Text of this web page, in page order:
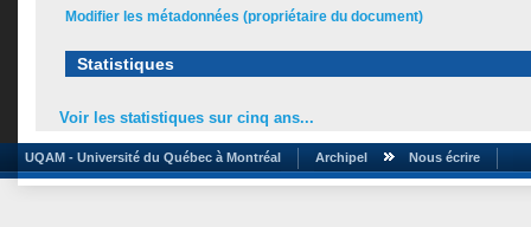
Modifier les métadonnées (propriétaire du document)
Statistiques
Voir les statistiques sur cinq ans...
UQAM - Université du Québec à Montréal Archipel Nous écrire